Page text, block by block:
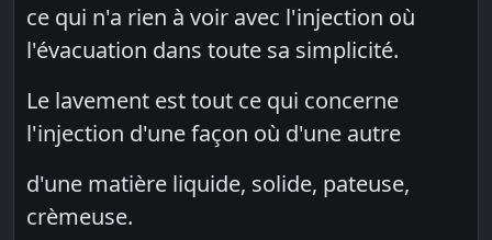
ce qui n'a rien à voir avec l'injection où
l'évacuation dans toute sa simplicité.
Le lavement est tout ce qui concerne
l'injection d'une façon où d'une autre
d'une matière liquide, solide, pateuse,
crèmeuse.